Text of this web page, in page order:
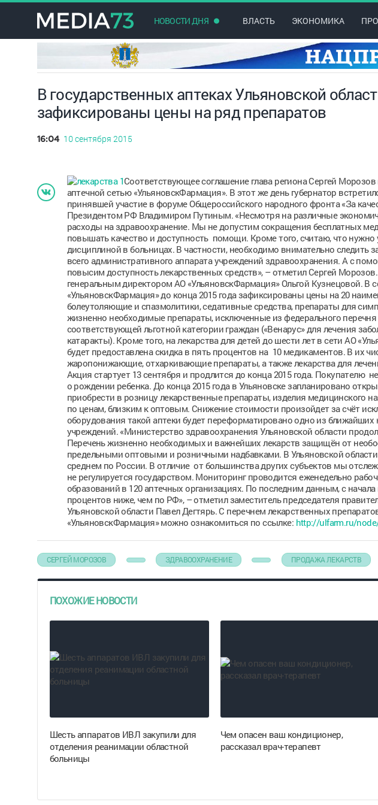
НОВОСТИ ДНЯ ВЛАСТЬ ЭКОНОМИКА
В государственных аптеках Ульяновской
зафиксированы цены на ряд препаратов
16:04 10 сентября 2015
Соответствующее соглашение глава региона Сергей
аптечной сетью «УльяновскФармация». В этот же день губернатор
принявшей участие в форуме Общероссийского народного фронта «За
Президентом РФ Владимиром Путиным. «Несмотря на различные
расходы на здравоохранение. Мы не допустим сокращения бесплатных
повышать качество и доступность помощи. Кроме того, считаю, что
дисциплиной в больницах. В частности, необходимо внимательно следить
всего административного аппарата учреждений здравоохранения. А с
повысим доступность лекарственных средств», – отметил Сергей
генеральным директором АО «УльяновскФармация» Ольгой Кузнецовой. В
«УльяновскФармация» до конца 2015 года зафиксированы цены на 20
болеутоляющие и спазмолитики, седативные средства, препараты для
жизненно необходимые препараты, исключенные из федерального
соответствующей льготной категории граждан («Венарус» для лечения
катаракты). Кроме того, на лекарства для детей до шести лет в сети АО
будет предоставлена скидка в пять процентов на 10 медикаментов. В их
жаропонижающие, отхаркивающие препараты, а также лекарства для
Акция стартует 13 сентября и продлится до конца 2015 года. Покупателю
о рождении ребенка. До конца 2015 года в Ульяновске запланировано
приобрести в розницу лекарственные препараты, изделия медицинского
по ценам, близким к оптовым. Снижение стоимости произойдет за счёт
оборудования такой аптеки будет переформатировано одно из
учреждений. «Министерство здравоохранения Ульяновской области
Перечень жизненно необходимых и важнейших лекарств защищён от
предельными оптовыми и розничными надбавками. В Ульяновской
среднем по России. В отличие от большинства других субъектов мы
не регулируется государством. Мониторинг проводится еженедельно
образований в 120 аптечных организациях. По последним данным, с
процентов ниже, чем по РФ», – отметил заместитель председателя
Ульяновской области Павел Дегтярь. С перечнем лекарственных
«УльяновскФармация» можно ознакомиться по ссылке: http://ulfarm.ru/
СЕРГЕЙ МОРОЗОВ ЗДРАВООХРАНЕНИЕ ПРОДАЖА ЛЕКАРСТВ
ПОХОЖИЕ НОВОСТИ
Шесть аппаратов ИВЛ закупили для
отделения реанимации областной
больницы
Чем опасен ваш кондиционер,
рассказал врач-терапевт